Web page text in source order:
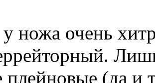
ножа очень
плейновые (да и